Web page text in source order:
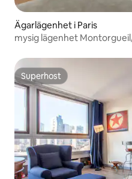
Ägarlägenhet i Paris
mysig lägenhet
Superhost
Superhost